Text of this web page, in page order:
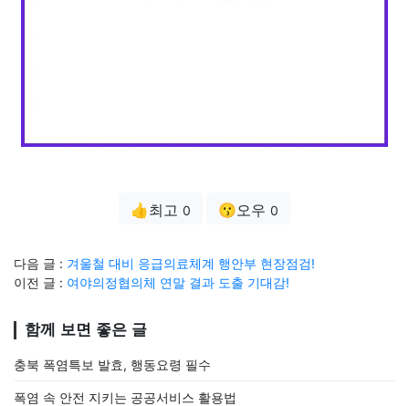
👍최고 0 😗오우 0
다음 글 : 겨울철 대비 응급의료체계 행안부 현장점검!
이전 글 : 여야의정협의체 연말 결과 도출 기대감!
함께 보면 좋은 글
충북 폭염특보 발효, 행동요령 필수
폭염 속 안전 지키는 공공서비스 활용법